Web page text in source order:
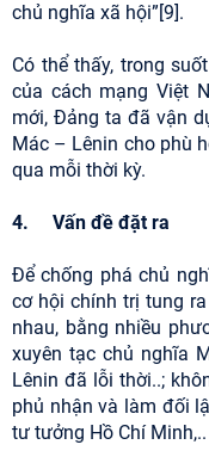
chủ nghĩa xã hội”[9].
Có thể thấy, trong
của cách mạng Việt
mới, Đảng ta đã vận
Mác – Lênin cho phù
qua mỗi thời kỳ.
4. Vấn đề đặt ra
Để chống phá chủ
cơ hội chính trị tung
nhau, bằng nhiều
xuyên tạc chủ nghĩa
Lênin đã lỗi thời..;
phủ nhận và làm đối
tư tưởng Hồ Chí Minh,..